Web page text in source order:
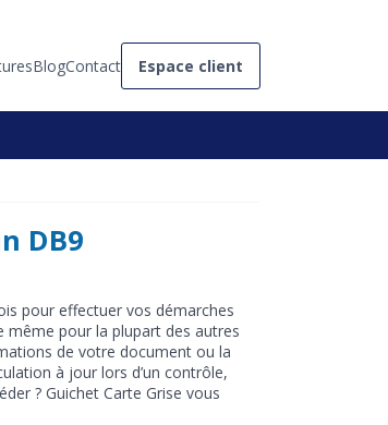
BlogContact Espace client
DB9
pour effectuer vos démarches
même pour la plupart des autres
de votre document ou la
à jour lors d’un contrôle,
? Guichet Carte Grise vous